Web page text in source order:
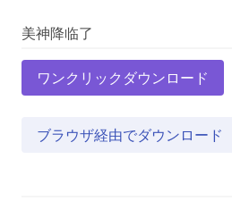
ワンクリックダウンロード
ブラウザ経由でダウンロード